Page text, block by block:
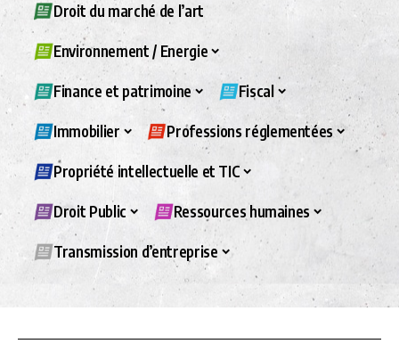
Droit du marché de l’art
Environnement / Energie
Finance et patrimoine Fiscal
Immobilier Professions réglementées
Propriété intellectuelle et TIC
Droit Public Ressources humaines
Transmission d’entreprise